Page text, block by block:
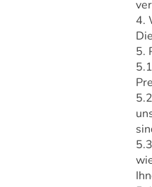
4.
5.